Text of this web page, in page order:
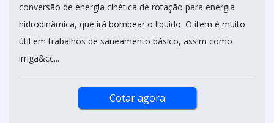
conversão de energia cinética de rotação para energia
hidrodinâmica, que irá bombear o líquido. O item é muito
útil em trabalhos de saneamento básico, assim como
irriga&cc...
Cotar agora